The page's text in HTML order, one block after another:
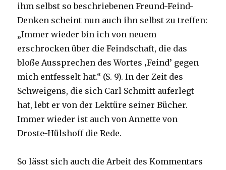
ihm selbst so beschriebenen Freund-Feind-
Denken scheint nun auch ihn selbst zu treffen:
„Immer wieder bin ich von neuem
erschrocken über die Feindschaft, die das
bloße Aussprechen des Wortes ‚Feind’ gegen
mich entfesselt hat.“ (S. 9). In der Zeit des
Schweigens, die sich Carl Schmitt auferlegt
hat, lebt er von der Lektüre seiner Bücher.
Immer wieder ist auch von Annette von
Droste-Hülshoff die Rede.
So lässt sich auch die Arbeit des Kommentars